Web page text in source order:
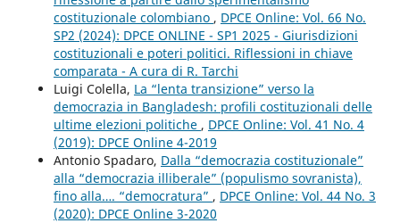
costituzionale colombiano , DPCE Online: Vol. 66 No.
SP2 (2024): DPCE ONLINE - SP1 2025 - Giurisdizioni
costituzionali e poteri politici. Riflessioni in chiave
comparata - A cura di R. Tarchi
Luigi Colella, La “lenta transizione” verso la
democrazia in Bangladesh: profili costituzionali delle
ultime elezioni politiche , DPCE Online: Vol. 41 No. 4
(2019): DPCE Online 4-2019
Antonio Spadaro, Dalla “democrazia costituzionale”
alla “democrazia illiberale” (populismo sovranista),
fino alla…. “democratura” , DPCE Online: Vol. 44 No. 3
(2020): DPCE Online 3-2020